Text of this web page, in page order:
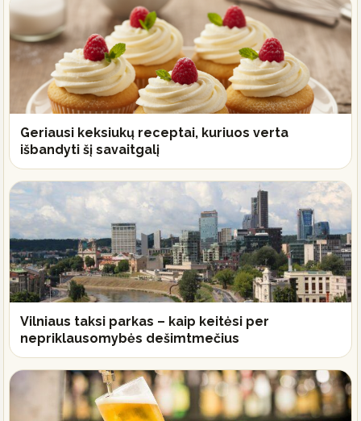
Geriausi keksiukų receptai, kuriuos verta
išbandyti šį savaitgalį
Vilniaus taksi parkas – kaip keitėsi per
nepriklausomybės dešimtmečius